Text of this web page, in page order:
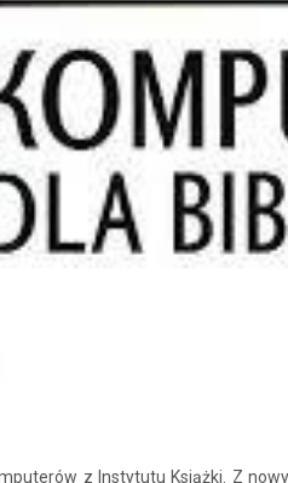
z Instytutu Książki. Z